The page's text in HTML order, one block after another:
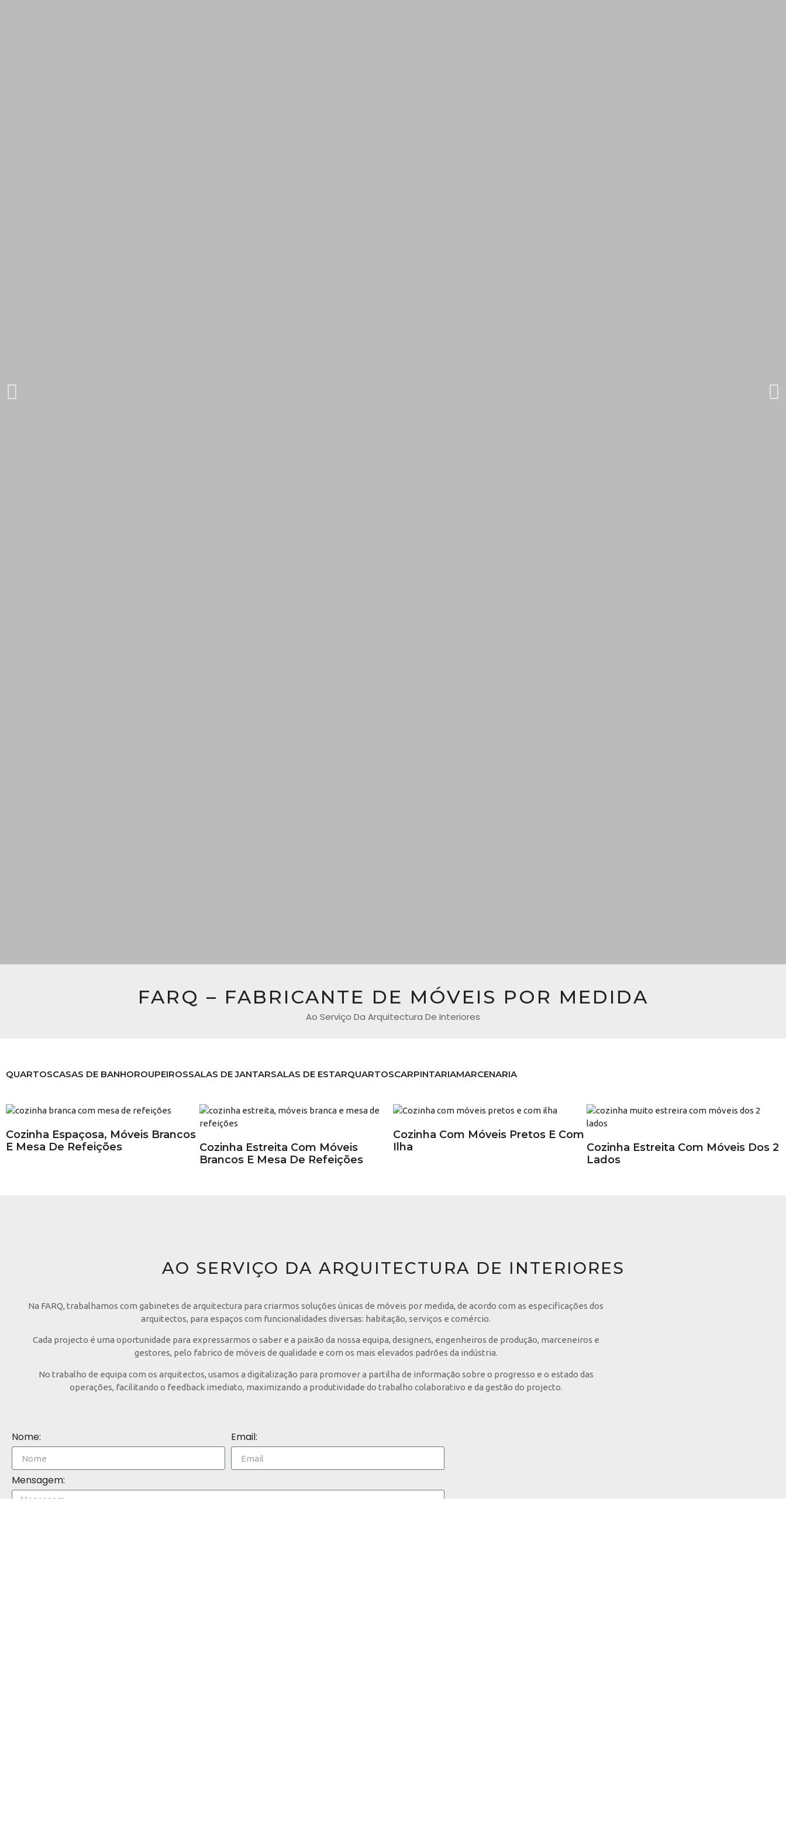
FARQ – FABRICANTE DE MÓVEIS POR MEDIDA
Ao Serviço Da Arquitectura De Interiores
QUARTOSCASAS DE BANHOROUPEIROSSALAS DE JANTARSALAS DE ESTARQUARTOSCARPINTARIAMARCENARIA
Cozinha Espaçosa, Móveis Brancos
E Mesa De Refeições
Cozinha Estreita Com Móveis
Brancos E Mesa De Refeições
Cozinha Com Móveis Pretos E Com
Ilha
Cozinha Estreita Com Móveis Dos 2
Lados
AO SERVIÇO DA ARQUITECTURA DE INTERIORES
Na FARQ, trabalhamos com gabinetes de arquitectura para criarmos soluções únicas de móveis por medida, de acordo com as especificações dos
arquitectos, para espaços com funcionalidades diversas: habitação, serviços e comércio.
Cada projecto é uma oportunidade para expressarmos o saber e a paixão da nossa equipa, designers, engenheiros de produção, marceneiros e
gestores, pelo fabrico de móveis de qualidade e com os mais elevados padrões da indústria.
No trabalho de equipa com os arquitectos, usamos a digitalização para promover a partilha de informação sobre o progresso e o estado das
operações, facilitando o feedback imediato, maximizando a produtividade do trabalho colaborativo e da gestão do projecto.
Nome: Email:
Mensagem: